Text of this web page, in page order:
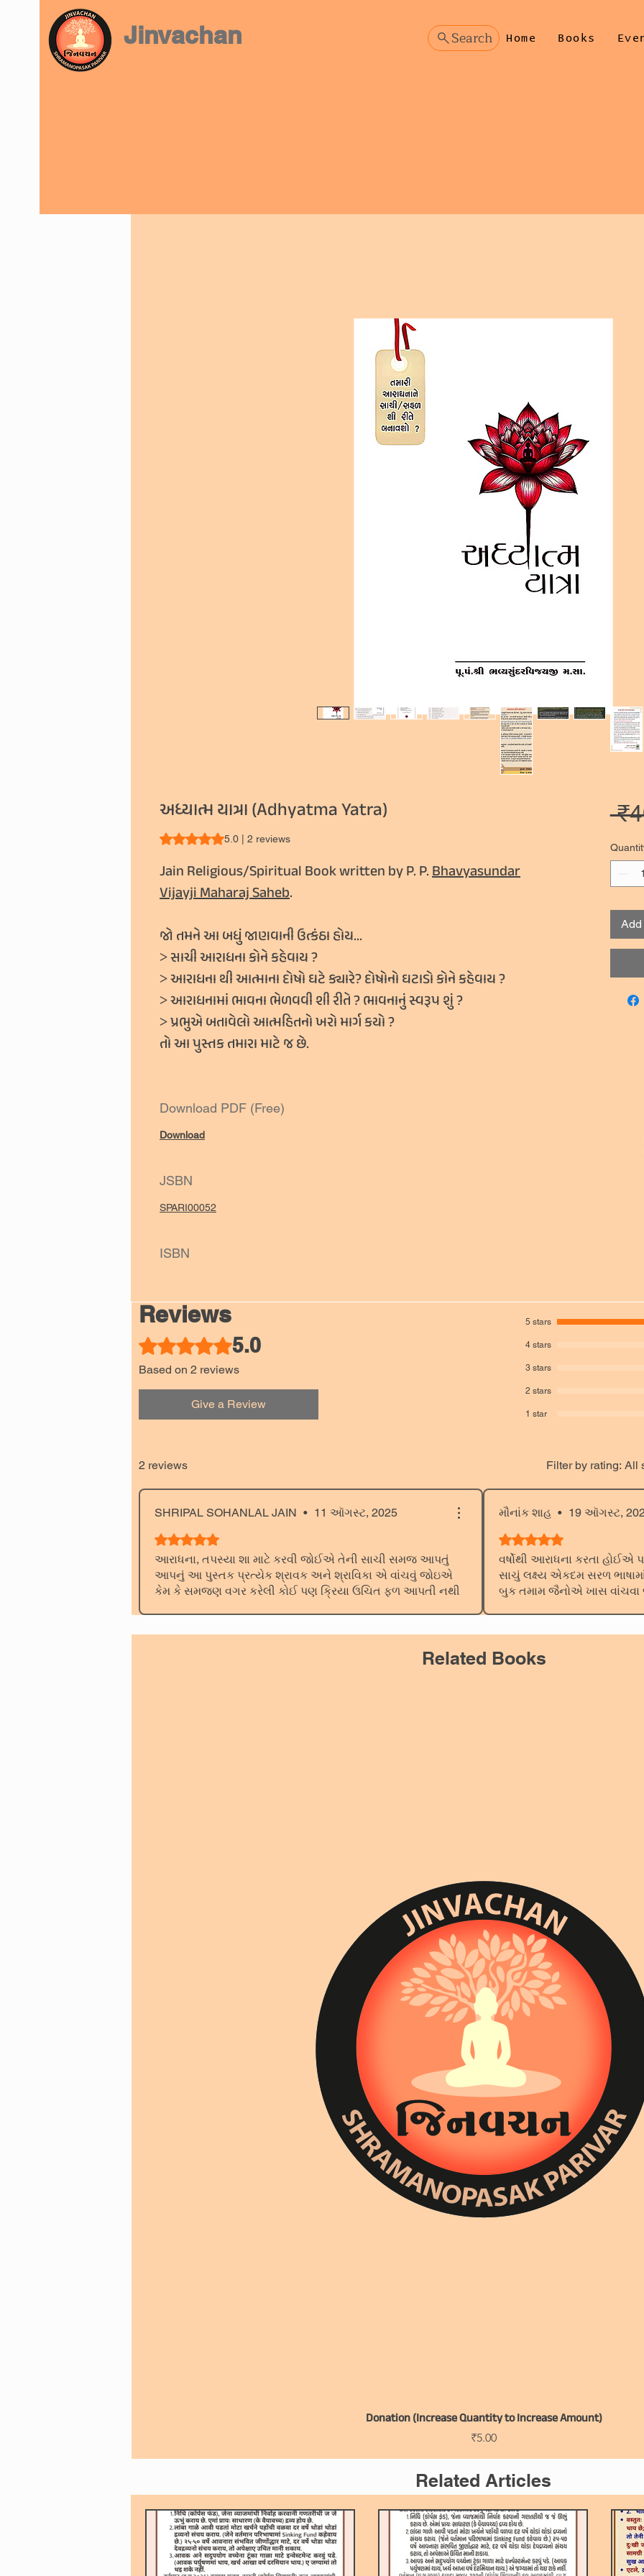
Jinvachan Search Home Books
અધ્યાત્મ યાત્રા (Adhyatma Yatra)
Rating is 5.0 out of five stars based on 2 reviews
5.0 | 2 reviews
Jain Religious/Spiritual Book written by P. P.Bhavyasundar
Vijayji Maharaj Saheb.
જો તમને આ બધું જાણવાની ઉત્કંઠા હોય...
˃સાચી આરાધના કોને કહેવાય?
˃આરાધના થી આત્માના દોષો ઘટે ક્યારે?દોષોનો ઘટાડો કોને કહેવાય?
˃આરાધનામાં ભાવના ભેળવવી શી રીતે?ભાવનાનું સ્વરૂપ શું?
˃પ્રભુએ બતાવેલો આત્મહિતનો ખરો માર્ગ કયો?
તો આ પુસ્તક તમારા માટે જ છે.
Download PDF (Free)
Download
JSBN
SPARI00052
ISBN
Add
Reviews
Rated 5 out of 5 stars.5.0
Based on 2 reviews
Give a Review
5 stars
4 stars
3 stars
2 stars
1 star
2 reviews Filter by rating: All
SHRIPAL SOHANLAL JAIN • 11 ઑગસ્ટ, 2025
Rated 5 out of 5 stars.
આરાધના, તપસ્યા શા માટે કરવી જોઈએ તેની સાચી સમજ આપતું
આપનું આ પુસ્તક પ્રત્યેક શ્રાવક અને શ્રાવિકા એ વાંચવું જોઇએ
કેમ કે સમજણ વગર કરેલી કોઈ પણ ક્રિયા ઉચિત ફળ આપતી નથી
મૌનાંક શાહ • 19 ઑગસ્ટ,
Rated 5 out of 5 stars.
વર્ષોથી આરાધના કરતા
સાચું લક્ષ્ય એકદમ સરળ
બુક તમામ જૈનોએ ખાસ વાંચવા
Related Books
Donation (Increase Quantity to Increase Amount)
Price
₹5.00
Related Articles